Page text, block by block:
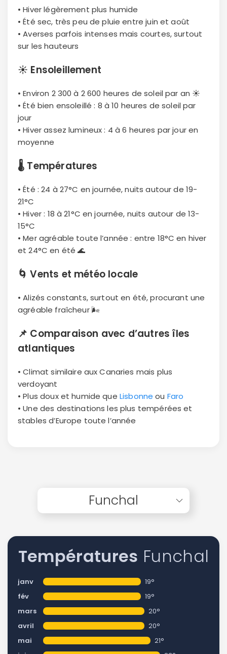
• Hiver légèrement plus humide
• Été sec, très peu de pluie entre juin et août
• Averses parfois intenses mais courtes, surtout
sur les hauteurs
☀️ Ensoleillement
• Environ 2 300 à 2 600 heures de soleil par an ☀️
• Été bien ensoleillé : 8 à 10 heures de soleil par
jour
• Hiver assez lumineux : 4 à 6 heures par jour en
moyenne
🌡 Températures
• Été : 24 à 27°C en journée, nuits autour de 19-
21°C
• Hiver : 18 à 21°C en journée, nuits autour de 13-
15°C
• Mer agréable toute l’année : entre 18°C en hiver
et 24°C en été 🌊
🌀Vents et météo locale
• Alizés constants, surtout en été, procurant une
agréable fraîcheur 🌬
📌 Comparaison avec d’autres îles
atlantiques
• Climat similaire aux Canaries mais plus
verdoyant
• Plus doux et humide que Lisbonne ou Faro
• Une des destinations les plus tempérées et
stables d’Europe toute l’année
Funchal
Températures Funchal
janv
19°
fév
19°
mars
20°
avril
20°
mai
21°